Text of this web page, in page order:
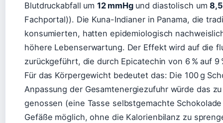
Blutdruckabfall um12 mmHgund diastolisch um
Fachportal)). Die Kuna-Indianer in Panama, die
konsumierten, hatten epidemiologisch
höhere Lebenserwartung. Der Effekt wird auf die
zurückgeführt, die durch Epicatechin von 6 % auf 9
Für das Körpergewicht bedeutet das: Die 100 g
Anpassung der Gesamtenergiezufuhr würde das
genossen (eine Tasse selbstgemachte
Gefäße möglich, ohne die Kalorienbilanz zu